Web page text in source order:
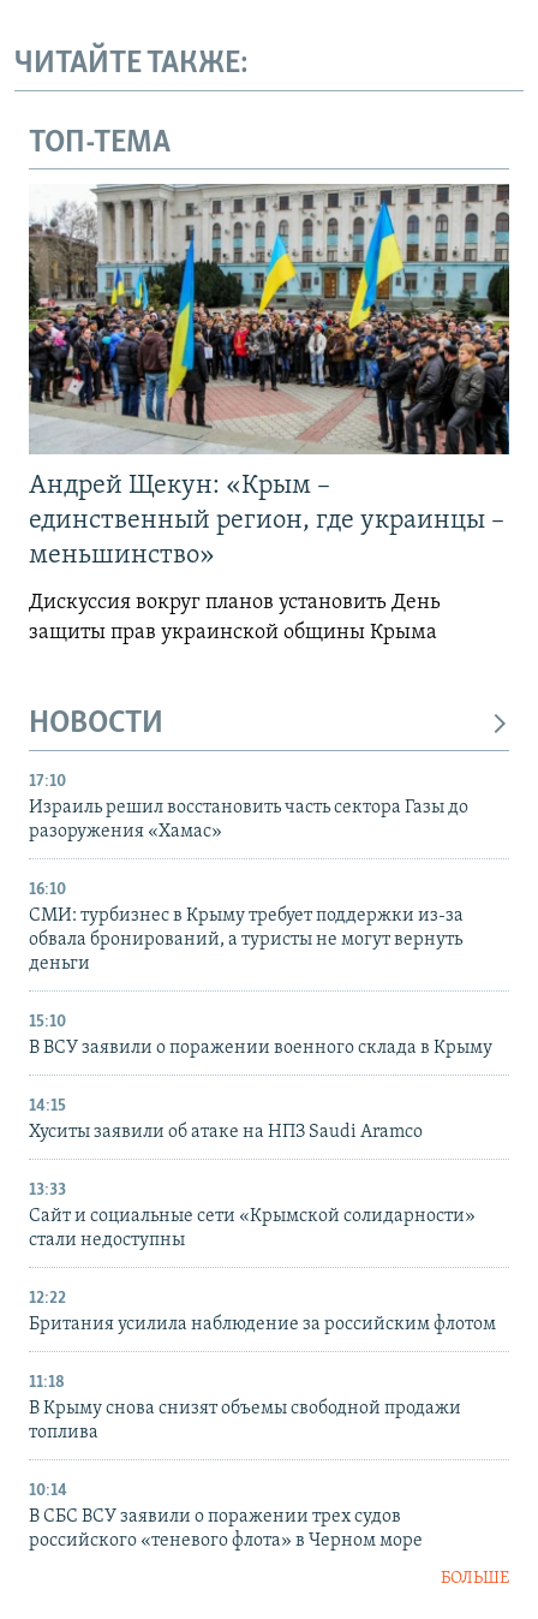
ЧИТАЙТЕ ТАКЖЕ:
ТОП-ТЕМА
Андрей Щекун: «Крым –
единственный регион, где украинцы –
меньшинство»
Дискуссия вокруг планов установить День
защиты прав украинской общины Крыма
НОВОСТИ
17:10
Израиль решил восстановить часть сектора Газы до
разоружения «Хамас»
16:10
СМИ: турбизнес в Крыму требует поддержки из-за
обвала бронирований, а туристы не могут вернуть
деньги
15:10
В ВСУ заявили о поражении военного склада в Крыму
14:15
Хуситы заявили об атаке на НПЗ Saudi Aramco
13:33
Сайт и социальные сети «Крымской солидарности»
стали недоступны
12:22
Британия усилила наблюдение за российским флотом
11:18
В Крыму снова снизят объемы свободной продажи
топлива
10:14
В СБС ВСУ заявили о поражении трех судов
российского «теневого флота» в Черном море
БОЛЬШЕ